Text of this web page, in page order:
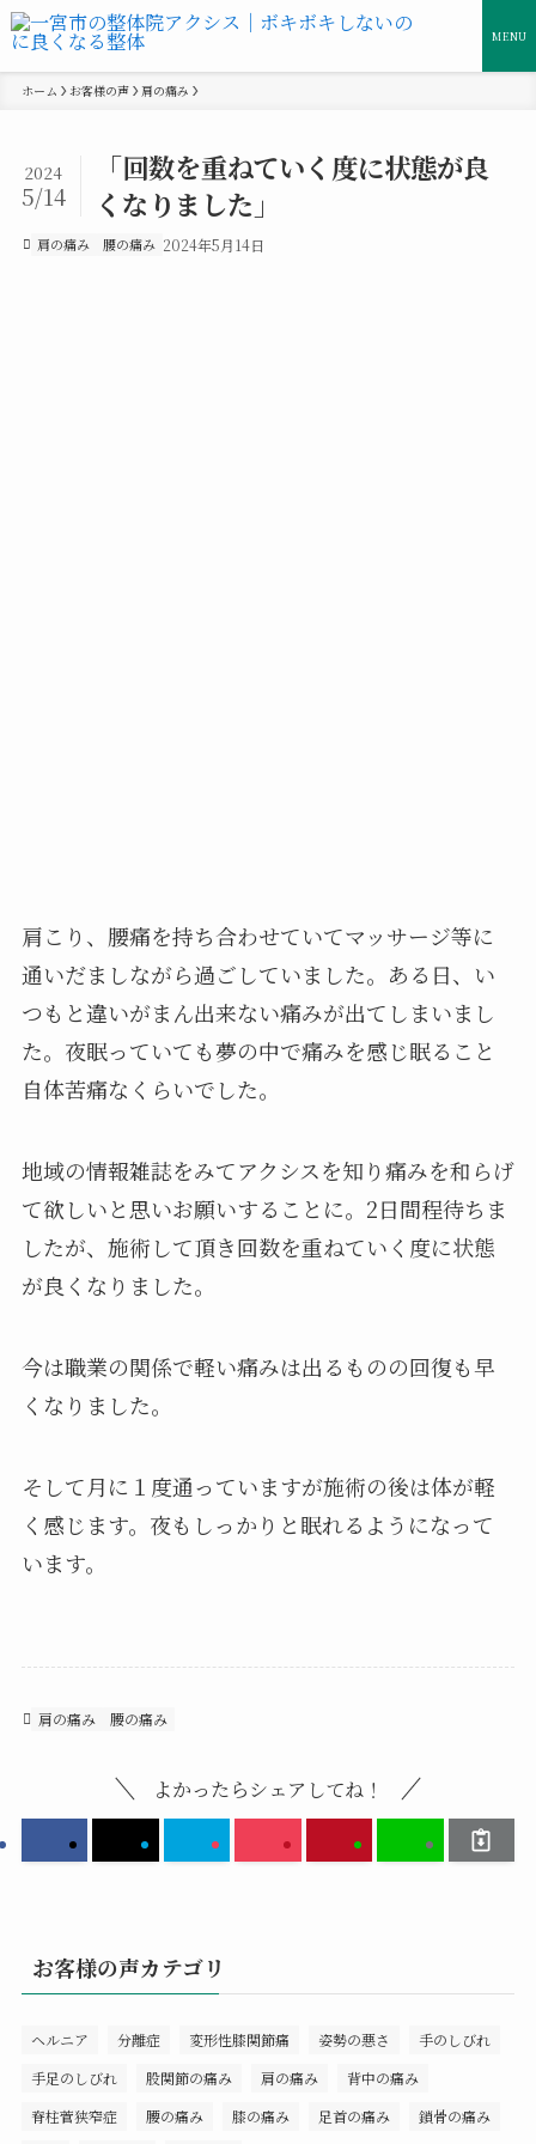
MENU
ホーム お客様の声 肩の痛み
「回数を重ねていく度に状態が良
くなりました」
2024
5/14
肩の痛み 腰の痛み 2024年5月14日
肩こり、腰痛を持ち合わせていてマッサージ等に
通いだましながら過ごしていました。 ある日、い
つもと違いがまん出来ない痛みが出てしまいまし
た。 夜眠っていても夢の中で痛みを感じ眠ること
自体苦痛なくらいでした。
地域の情報雑誌をみてアクシスを知り痛みを和らげ
て欲しいと思いお願いすることに。 2日間程待ちま
したが、施術して頂き回数を重ねていく度に状態
が良くなりました。
今は職業の関係で軽い痛みは出るものの回復も早
くなりました。
そして月に１度通っていますが施術の後は体が軽
く感じます。 夜もしっかりと眠れるようになって
います。
肩の痛み 腰の痛み
よかったらシェアしてね！
お客様の声カテゴリ
ヘルニア 分離症 変形性膝関節痛 姿勢の悪さ
手のしびれ
手足のしびれ
股関節の痛み 肩の痛み
背中の痛み
脊柱菅狭窄症
腰の痛み 膝の痛み 足首の痛み 鎖骨の痛み